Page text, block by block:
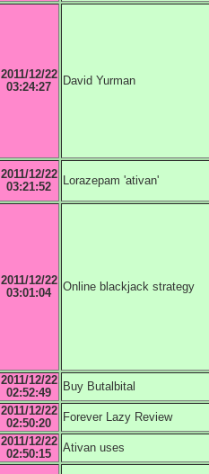
2011/12/22
03:24:27
David Yurman
2011/12/22
03:21:52
Lorazepam 'ativan'
2011/12/22
03:01:04
Online blackjack strategy
2011/12/22
02:52:49
Buy Butalbital
2011/12/22
02:50:20
Forever Lazy Review
2011/12/22
02:50:15
Ativan uses